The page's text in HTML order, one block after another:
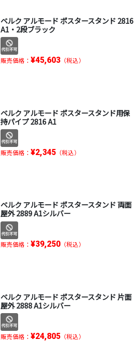
ベルク アルモード ポスタースタンド 2816
A1・2段ブラック
販売価格： ¥45,603（税込）
ベルク アルモード ポスタースタンド用保
持パイプ 2816 A1
販売価格： ¥2,345（税込）
ベルク アルモード ポスタースタンド 両面
屋外 2889 A1シルバー
販売価格： ¥39,250（税込）
ベルク アルモード ポスタースタンド 片面
屋外 2888 A1シルバー
販売価格： ¥24,805（税込）